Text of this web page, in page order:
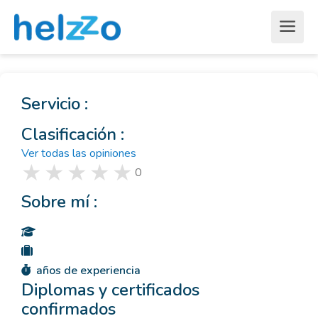
Servicio :
Clasificación :
Ver todas las opiniones
0
Sobre mí :
años de experiencia
Diplomas y certificados
confirmados